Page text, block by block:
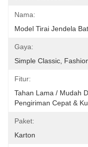
Nama:
Model Tirai Jendela
Gaya:
Simple Classic,
Fitur:
Tahan Lama / Mudah
Pengiriman Cepat &
Paket:
Karton